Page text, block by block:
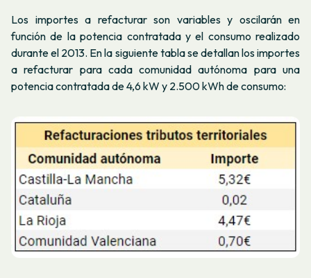
Los importes a refacturar son variables y oscilarán en
función de la potencia contratada y el consumo realizado
durante el 2013. En la siguiente tabla se detallan los importes
a refacturar para cada comunidad autónoma para una
potencia contratada de 4,6 kW y 2.500 kWh de consumo: